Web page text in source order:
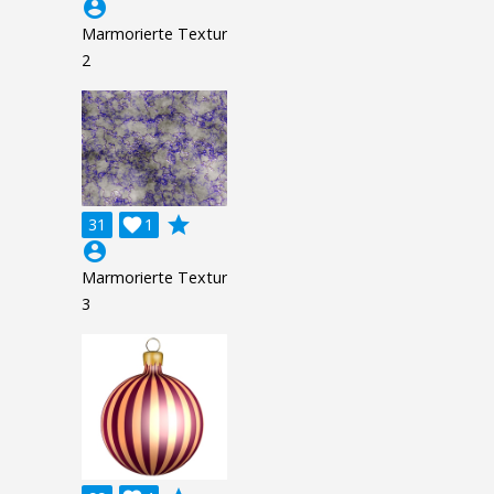
account_circle
Marmorierte Textur
2
31 1

grade
account_circle
Marmorierte Textur
3